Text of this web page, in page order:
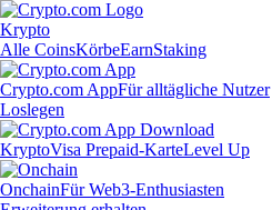
Krypto
Alle CoinsKörbeEarnStaking
Crypto.com AppFür alltägliche Nutzer
Loslegen
KryptoVisa Prepaid-KarteLevel Up
OnchainFür Web3-Enthusiasten